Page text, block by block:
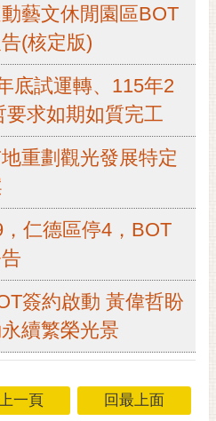
藝文休閒園區BOT
(核定版)
底試運轉、115年2
要求如期如質完工
重劃觀光發展特定
仁德區停4，BOT
簽約啟動 黃偉哲盼
續繁榮光景
一頁 回最上面